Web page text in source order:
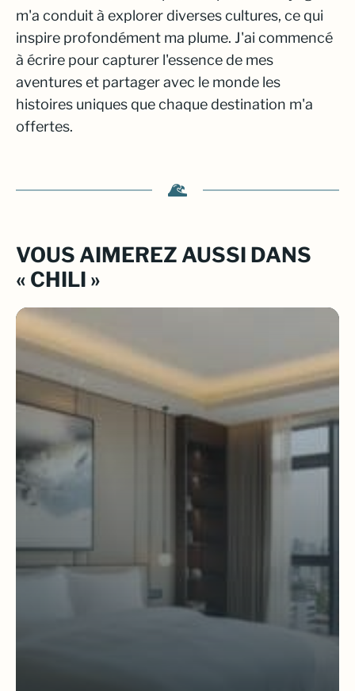
m'a conduit à explorer diverses cultures, ce qui
inspire profondément ma plume. J'ai commencé
à écrire pour capturer l'essence de mes
aventures et partager avec le monde les
histoires uniques que chaque destination m'a
offertes.
VOUS AIMEREZ AUSSI DANS
« CHILI »